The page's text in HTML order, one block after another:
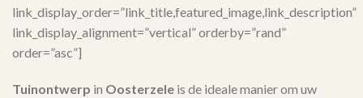
link_display_order=”link_title,featured_image,link_description”
link_display_alignment=”vertical” orderby=”rand”
order=”asc”]
Tuinontwerp in Oosterzele is de ideale manier om uw